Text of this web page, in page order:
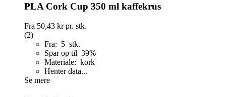
PLA Cork Cup 350 ml kaffekrus
Fra 50,43 krpr. stk.
(2)
Fra: 5 stk.
Spar op til 39%
Materiale: kork
Henter data...
Se mere